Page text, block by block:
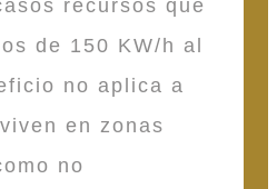
recursos que
de 150 KW/h al
no aplica a
en zonas
no